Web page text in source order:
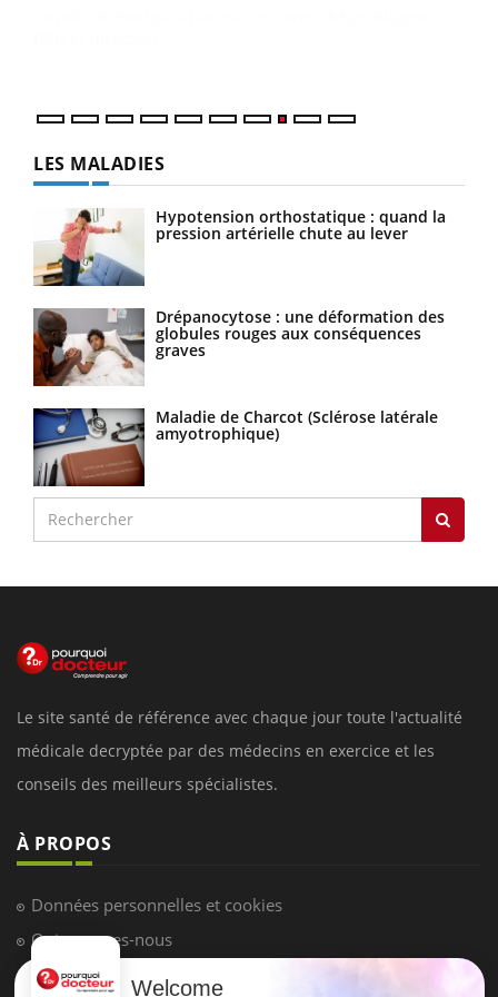
LES MALADIES
Hypotension orthostatique : quand la
pression artérielle chute au lever
Drépanocytose : une déformation des
globules rouges aux conséquences
graves
Maladie de Charcot (Sclérose latérale
amyotrophique)
Le site santé de référence avec chaque jour toute l'actualité
médicale decryptée par des médecins en exercice et les
conseils des meilleurs spécialistes.
À PROPOS
Données personnelles et cookies
Qui sommes-nous
Conditions d'utilisation
Welcome